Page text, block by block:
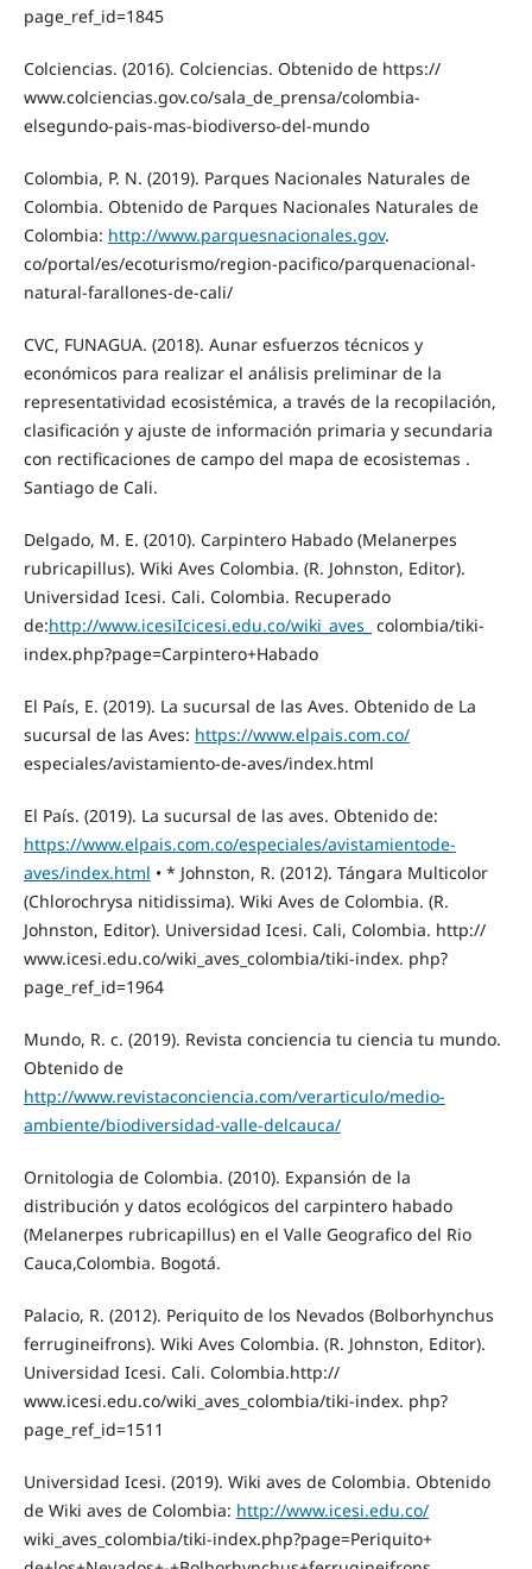
page_ref_id=1845
Colciencias. (2016). Colciencias. Obtenido de https://
www.colciencias.gov.co/sala_de_prensa/colombia-
elsegundo-pais-mas-biodiverso-del-mundo
Colombia, P. N. (2019). Parques Nacionales Naturales de
Colombia. Obtenido de Parques Nacionales Naturales de
Colombia: http://www.parquesnacionales.gov.
co/portal/es/ecoturismo/region-pacifico/parquenacional-
natural-farallones-de-cali/
CVC, FUNAGUA. (2018). Aunar esfuerzos técnicos y
económicos para realizar el análisis preliminar de la
representatividad ecosistémica, a través de la recopilación,
clasificación y ajuste de información primaria y secundaria
con rectificaciones de campo del mapa de ecosistemas .
Santiago de Cali.
Delgado, M. E. (2010). Carpintero Habado (Melanerpes
rubricapillus). Wiki Aves Colombia. (R. Johnston, Editor).
Universidad Icesi. Cali. Colombia. Recuperado
de:http://www.icesiIcicesi.edu.co/wiki_aves_ colombia/tiki-
index.php?page=Carpintero+Habado
El País, E. (2019). La sucursal de las Aves. Obtenido de La
sucursal de las Aves: https://www.elpais.com.co/
especiales/avistamiento-de-aves/index.html
El País. (2019). La sucursal de las aves. Obtenido de:
https://www.elpais.com.co/especiales/avistamientode-
aves/index.html • * Johnston, R. (2012). Tángara Multicolor
(Chlorochrysa nitidissima). Wiki Aves de Colombia. (R.
Johnston, Editor). Universidad Icesi. Cali, Colombia. http://
www.icesi.edu.co/wiki_aves_colombia/tiki-index. php?
page_ref_id=1964
Mundo, R. c. (2019). Revista conciencia tu ciencia tu mundo.
Obtenido de
http://www.revistaconciencia.com/verarticulo/medio-
ambiente/biodiversidad-valle-delcauca/
Ornitologia de Colombia. (2010). Expansión de la
distribución y datos ecológicos del carpintero habado
(Melanerpes rubricapillus) en el Valle Geografico del Rio
Cauca,Colombia. Bogotá.
Palacio, R. (2012). Periquito de los Nevados (Bolborhynchus
ferrugineifrons). Wiki Aves Colombia. (R. Johnston, Editor).
Universidad Icesi. Cali. Colombia.http://
www.icesi.edu.co/wiki_aves_colombia/tiki-index. php?
page_ref_id=1511
Universidad Icesi. (2019). Wiki aves de Colombia. Obtenido
de Wiki aves de Colombia: http://www.icesi.edu.co/
wiki_aves_colombia/tiki-index.php?page=Periquito+